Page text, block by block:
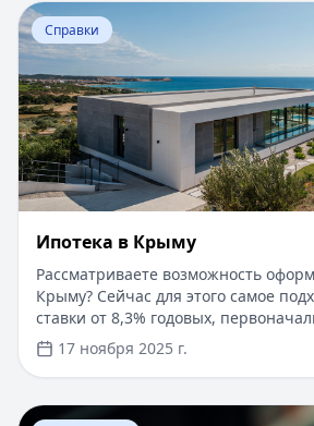
Перейти к статье:
Справки
Ипотека в Крыму
Рассматриваете возможность
Крыму? Сейчас для этого самое
ставки от 8,3% годовых,
15%, срок рассмотрения заявки —
программы господдержки с
6%. Одобрение без подтверждения
2-НДФЛ, достаточно выписки по
17 ноября 2025 г.
Перейти к статье: ​Как оформить